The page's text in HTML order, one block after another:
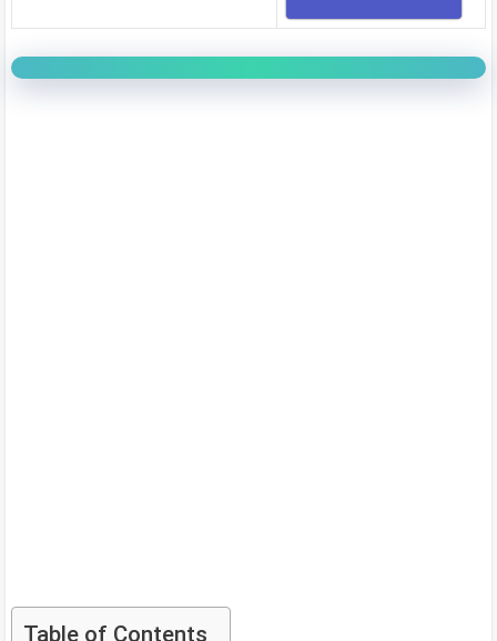
Table of Contents